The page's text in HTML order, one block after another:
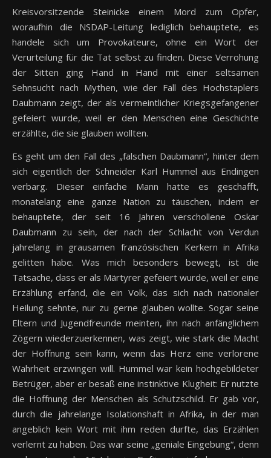
Kreisvorsitzende Steinicke einem Mord zum Opfer,
woraufhin die NSDAP-Leitung lediglich behauptete, es
handele sich um Provokateure, ohne ein Wort der
Verurteilung für die Tat selbst zu finden. Diese Verrohung
der Sitten ging Hand in Hand mit einer seltsamen
Sehnsucht nach Mythen, wie der Fall des Hochstaplers
Daubmann zeigt, der als vermeintlicher Kriegsgefangener
gefeiert wurde, weil er den Menschen eine Geschichte
erzählte, die sie glauben wollten.
Es geht um den Fall des „falschen Daubmann“, hinter dem
sich eigentlich der Schneider Karl Hummel aus Endingen
verbarg. Dieser einfache Mann hatte es geschafft,
monatelang eine ganze Nation zu täuschen, indem er
behauptete, der seit 16 Jahren verschollene Oskar
Daubmann zu sein, der nach der Schlacht von Verdun
jahrelang in grausamen französischen Kerkern in Afrika
gelitten habe. Was mich besonders bewegt, ist die
Tatsache, dass er als Märtyrer gefeiert wurde, weil er eine
Erzählung erfand, die ein Volk, das sich nach nationaler
Heilung sehnte, nur zu gerne glauben wollte. Sogar seine
Eltern und Jugendfreunde meinten, ihn nach anfänglichem
Zögern wiederzuerkennen, was zeigt, wie stark die Macht
der Hoffnung sein kann, wenn das Herz eine verlorene
Wahrheit erzwingen will. Hummel war kein hochgebildeter
Betrüger, aber er besaß eine instinktive Klugheit: Er nutzte
die Hoffnung der Menschen als Schutzschild. Er gab vor,
durch die jahrelange Isolationshaft in Afrika, in der man
angeblich kein Wort mit ihm reden durfte, das Erzählen
verlernt zu haben. Das war seine „geniale Eingebung“, denn